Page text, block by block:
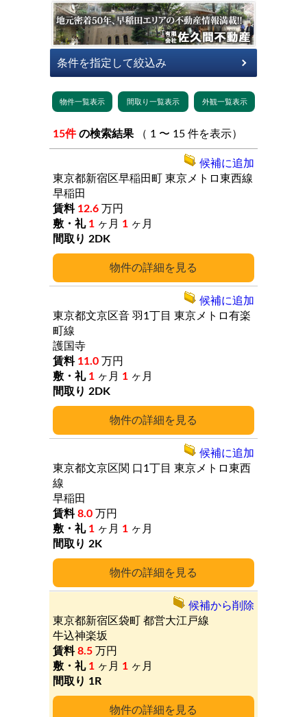
15件 の検索結果 （ 1 〜 15 件を表示）
詳細
東京都新宿区早稲田町 東京メトロ東西線
早稲田
12.6 万円
1 ヶ月 1 ヶ月
2DK
候補に追加
詳細
東京都文京区音 羽1丁目 東京メトロ有楽
町線
護国寺
11.0 万円
1 ヶ月 1 ヶ月
2DK
候補に追加
詳細
東京都文京区関 口1丁目 東京メトロ東西
線
早稲田
8.0 万円
1 ヶ月 1 ヶ月
2K
候補に追加
詳細
東京都新宿区袋町 都営大江戸線
牛込神楽坂
8.5 万円
1 ヶ月 1 ヶ月
1R
候補から削除